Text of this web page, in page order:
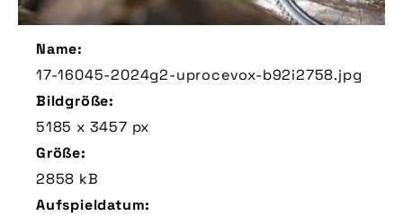
Name:
17-16045-2024g2-uprocevox-b92i2758.jpg
Bildgröße:
5185 x 3457 px
Größe:
2858 kB
Aufspieldatum: